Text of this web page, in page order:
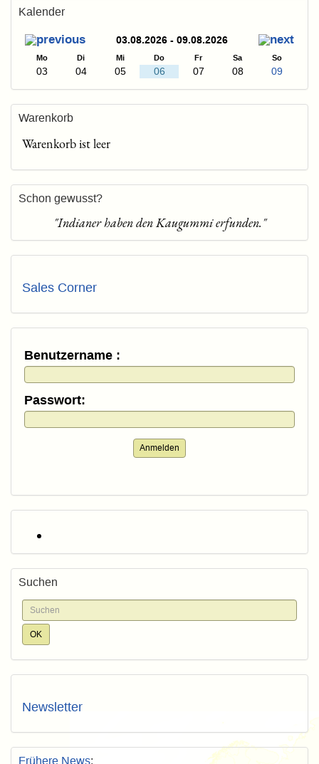
Kalender
03.08.2026 - 09.08.2026
Mo Di Mi Do Fr Sa So
03 04 05 06 07 08 09
Warenkorb
Warenkorb ist leer
Schon gewusst?
"Indianer haben den Kaugummi erfunden."
Sales Corner
Benutzername :
Passwort:
Anmelden
Suchen
Newsletter
Frühere News: